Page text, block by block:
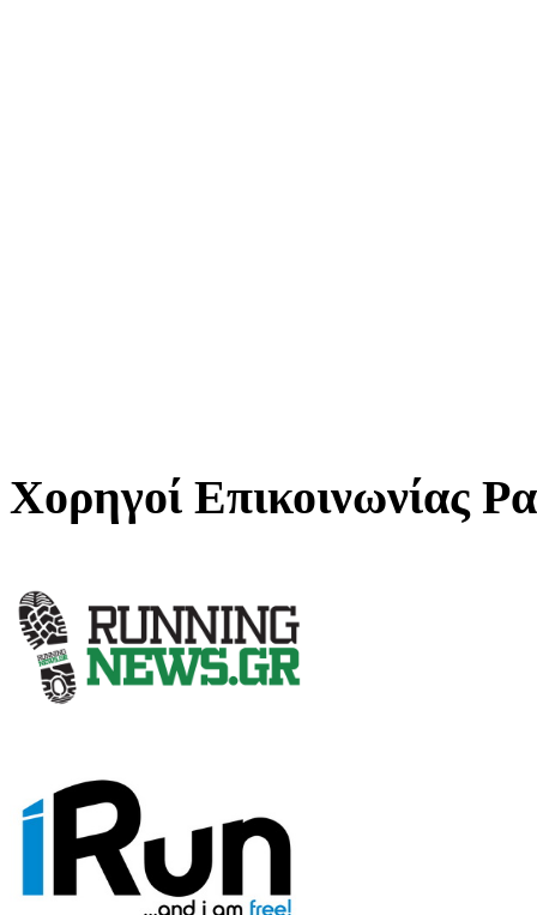
Χορηγοί Επικοινωνίας